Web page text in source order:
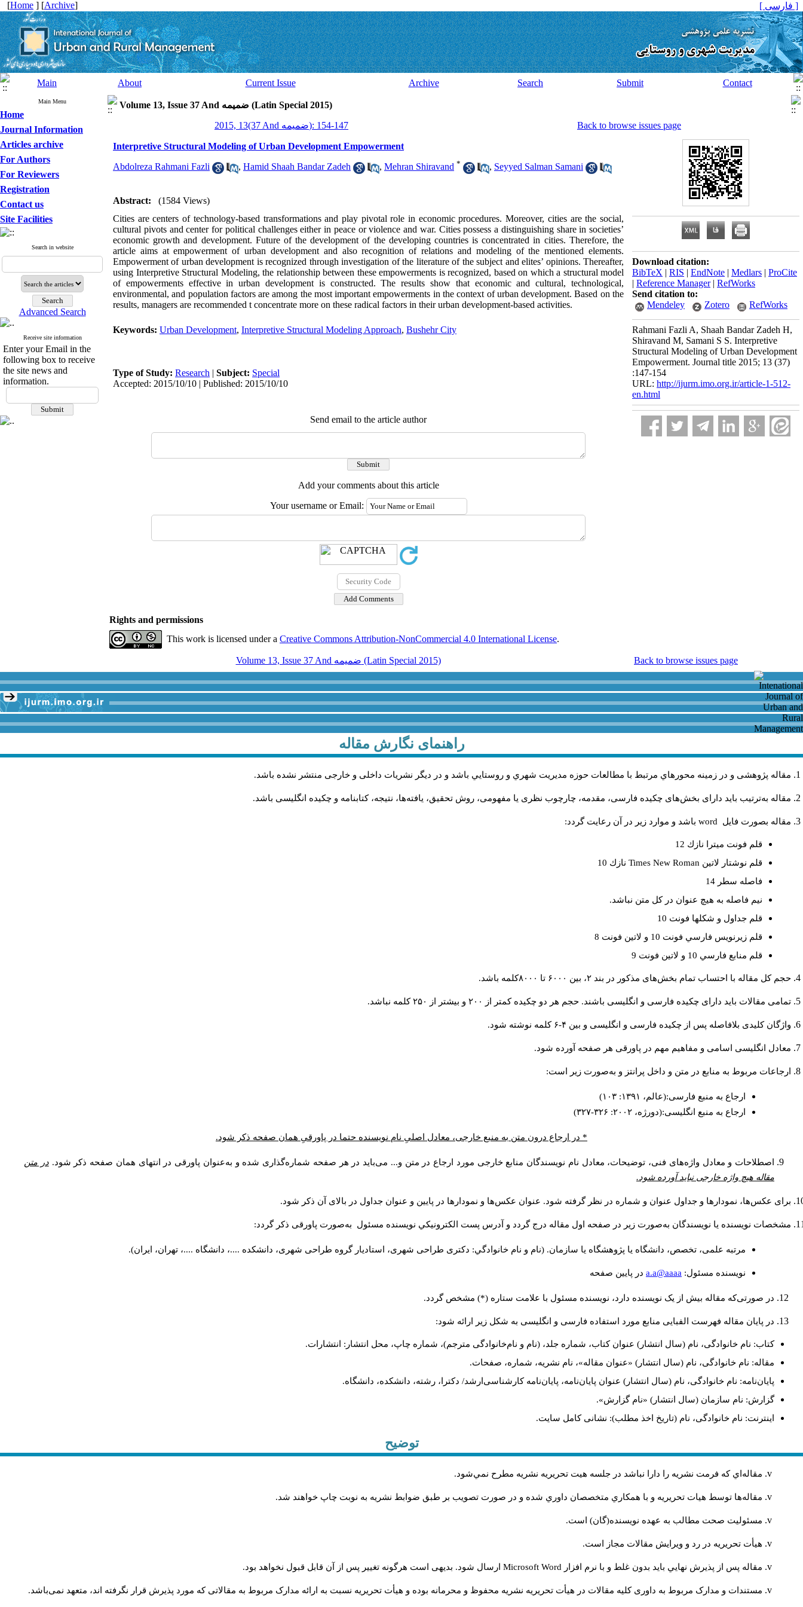
[Home ] [Archive] [ فارسی ]
Main About Current Issue Archive Search Submit Contact
Main Menu
Home
Journal Information
Articles archive
For Authors
For Reviewers
Registration
Contact us
Site Facilities
Search in website
Advanced Search
Receive site information
Enter your Email in the
following box to receive
the site news and
information.
Volume 13, Issue 37 And ضميمه (Latin Special 2015)
2015, 13(37 And ضميمه): 147-154
Back to browse issues page
Interpretive Structural Modeling of Urban Development Empowerment
Abdolreza Rahmani Fazli , Hamid Shaah Bandar Zadeh , Mehran Shiravand * , Seyyed Salman Samani
Abstract:
(1584 Views)
Cities are centers of technology-based transformations and play pivotal role in economic procedures. Moreover, cities are the social,
cultural pivots and center for political challenges either in peace or violence and war. Cities possess a distinguishing share in societies’
economic growth and development. Future of the development of the developing countries is concentrated in cities. Therefore, the
article aims at empowerment of urban development and also recognition of relations and modeling of the mentioned elements.
Empowerment of urban development is recognized through investigation of the literature of the subject and elites’ opinions. Thereafter,
using Interpretive Structural Modeling, the relationship between these empowerments is recognized, based on which a structural model
of empowerments effective in urban development is constructed. The results show that economic and cultural, technological,
environmental, and population factors are among the most important empowerments in the context of urban development. Based on the
results, managers are recommended t concentrate more on these radical factors in their urban development-based activities.
Keywords: Urban Development, Interpretive Structural Modeling Approach, Bushehr City
Type of Study: Research | Subject: Special
Accepted: 2015/10/10 | Published: 2015/10/10
Send email to the article author
Add your comments about this article
Your username or Email:
Download citation:
BibTeX | RIS | EndNote | Medlars | ProCite
| Reference Manager| RefWorks
Send citation to:
Mendeley
Zotero RefWorks
Rahmani Fazli A, Shaah Bandar Zadeh H,
Shiravand M, Samani S S. Interpretive
Structural Modeling of Urban Development
Empowerment. Journal title 2015; 13 (37)
:147-154
URL: http://ijurm.imo.org.ir/article-1-512-
en.html
Rights and permissions
This work is licensed under a Creative Commons Attribution-NonCommercial 4.0 International License.
Volume 13, Issue 37 And ضميمه (Latin Special 2015) Back to browse issues page
راهنمای نگارش مقاله
مقاله پژوهشی و در زمینه محورهاي مرتبط با مطالعات حوزه مديريت شهري و روستايي باشد و در دیگر نشریات داخلی و خارجی منتشر نشده باشد.
مقاله به‌ترتیب باید دارای بخش‌های چکیده فارسی، مقدمه، چارچوب نظری یا مفهومی، روش تحقیق، یافته‌ها، نتیجه، کتابنامه و چکیده انگلیسی باشد.
مقاله بصورت فايل word باشد و موارد زير در آن رعايت گردد:
قلم فونت ميترا نازك 12
قلم نوشتار لاتين Times New Roman نازك 10
فاصله سطر 14
نيم فاصله به هيچ عنوان در كل متن نباشد.
قلم جداول و شكلها فونت 10
قلم زيرنويس فارسي فونت 10 و لاتين فونت 8
قلم منابع فارسي 10 و لاتين فونت 9
حجم کل مقاله با احتساب تمام بخش‌های مذکور در بند ۲، بین ۶۰۰۰ تا ۸۰۰۰کلمه باشد.
تمامی مقالات باید دارای چکیده فارسی و انگلیسی باشند. حجم هر دو چکیده کمتر از ۲۰۰ و بیشتر از ۲۵۰ کلمه نباشد.
واژگان کلیدی بلافاصله پس از چکیده فارسی و انگلیسی و بین ۴-۶ کلمه نوشته شود.
معادل انگلیسی اسامی و مفاهیم مهم در پاورقی هر صفحه آورده شود.
ارجاعات مربوط به منابع در متن و داخل پرانتز و به‌صورت زیر است:
ارجاع به منبع فارسی:(عالم، ۱۳۹۱: ۱۰۳)
ارجاع به منبع انگلیسی:(دورژه، ۲۰۰۲: ۳۲۶-۳۲۷)
* در ارجاع درون متن به منبع خارجی، معادل اصلیِ نام نویسنده حتما در پاورقیِ همان صفحه ذکر شود.
اصطلاحات و معادل واژه‌های فنی، توضیحات، معادل نام نویسندگان منابع خارجی مورد ارجاع در متن و... می‌باید در هر صفحه شماره‌گذاری شده و به‌عنوان پاورقی در انتهای همان صفحه ذکر شود. در متن
مقاله هیچ واژه خارجی نباید آورده شود.
برای عکس‌ها، نمودارها و جداول عنوان و شماره در نظر گرفته شود. عنوان عکس‌ها و نمودارها در پایین و عنوان جداول در بالای آن ذکر شود.
مشخصات نویسنده یا نویسندگان به‌صورت زیر در صفحه اول مقاله درج گردد و آدرس پست الكترونيكي نويسنده مسئول به‌صورت پاورقی ذکر گردد:
مرتبه علمی، تخصص، دانشگاه یا پژوهشگاه یا سازمان. (نام و نام خانوادگي: دکتری طراحی شهری، استادیار گروه طراحی شهری، دانشکده ....، دانشگاه ....، تهران، ایران).
نويسنده مسئول: a.a@aaaa در پايين صفحه
در صورتی‌که مقاله بیش از یک نویسنده دارد، نویسنده مسئول با علامت ستاره (*) مشخص گردد.
در پایان مقاله فهرست الفبایی منابع مورد استفاده فارسی و انگلیسی به شکل زیر ارائه شود:
کتاب: نام خانوادگی، نام (سال انتشار) عنوان کتاب، شماره جلد، (نام و نام‌خانوادگی مترجم)، شماره چاپ، محل انتشار: انتشارات.
مقاله: نام خانوادگی، نام (سال انتشار) «عنوان مقاله»، نام نشریه، شماره، صفحات.
پایان‌نامه: نام خانوادگی، نام (سال انتشار) عنوان پایان‌نامه، پایان‌نامه کارشناسی‌ارشد/ دکترا، رشته، دانشکده، دانشگاه.
گزارش: نام سازمان (سال انتشار) «نام گزارش».
اینترنت: نام خانوادگی، نام (تاریخ اخذ مطلب): نشانی کامل سایت.
توضیح
مقاله‌اي كه فرمت نشريه را دارا نباشد در جلسه هيت تحريريه نشريه مطرح نمي‌شود.
مقاله‌ها توسط هیات تحريريه و با همکاري متخصصان داوري شده و در صورت تصويب بر طبق ضوابط نشريه به نوبت چاپ خواهند شد.
مسئوليت صحت مطالب به عهده نويسنده(گان) است.
هيأت تحريريه در رد و ويرايش مقالات مجاز است.
مقاله پس از پذيرش نهايي باید بدون غلط و با نرم افزار Microsoft Word ارسال شود. بدیهی است هرگونه تغییر پس از آن قابل قبول نخواهد بود.
مستندات و مدارک مربوط به داوری کلیه مقالات در هیأت تحریریه نشریه محفوظ و محرمانه بوده و هیأت تحریریه نسبت به ارائه مدارک مربوط به مقالاتی که مورد پذیرش قرار نگرفته اند، متعهد نمی‌باشد.